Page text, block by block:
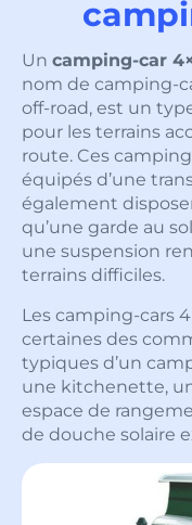
Un camping-car
nom de camping-
off-road, est un
pour les terrains
route. Ces
équipés d’une
également
qu’une garde au
une suspension
terrains difficiles.
Les camping-cars
certaines des
typiques d’un
une kitchenette,
espace de
de douche solaire